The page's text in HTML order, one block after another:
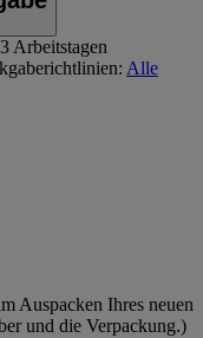
Arbeitstagen
Alle
Auspacken Ihres neuen
und die Verpackung.)